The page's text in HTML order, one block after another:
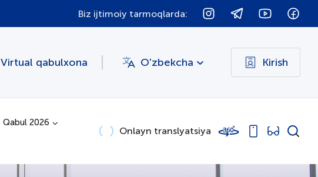
Biz ijtimoiy tarmoqlarda:
Virtual qabulxona O'zbekcha Kirish
Qabul 2026
Onlayn translyatsiya